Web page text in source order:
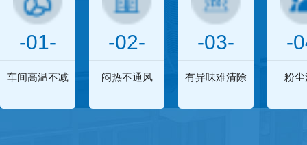
-01-
车间高温不减
-02-
闷热不通风
-03-
有异味难清除
-
粉尘